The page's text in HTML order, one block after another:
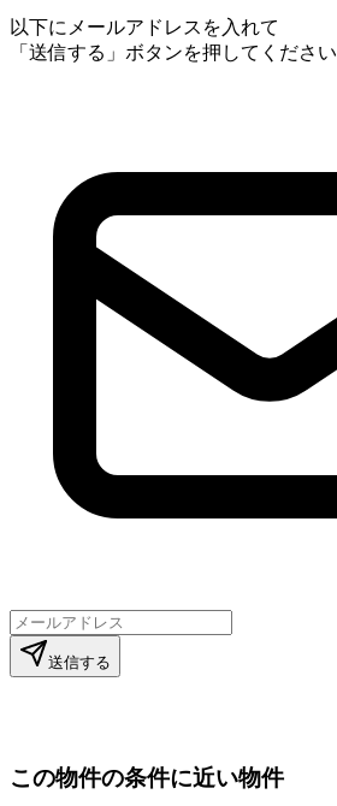
以下にメールアドレスを入れて
「送信する」ボタンを押してください
送信する
この物件の条件に近い物件